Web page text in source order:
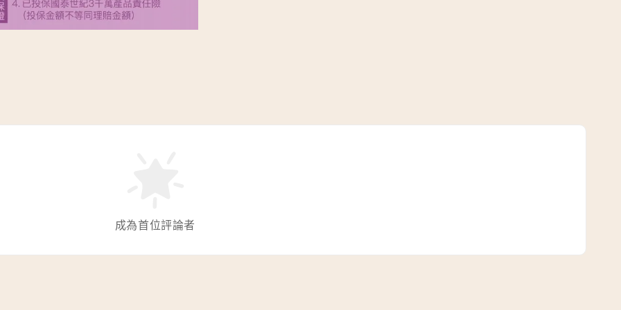
成為首位評論者